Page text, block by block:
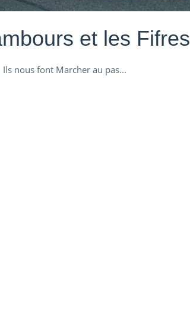
et les Fifres
Ils nous font Marcher au pas...